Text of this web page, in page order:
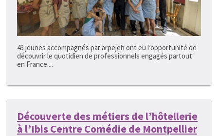
43 jeunes accompagnés par arpejeh ont eu l’opportunité de
découvrir le quotidien de professionnels engagés partout
en France....
Découverte des métiers de l’hôtellerie
à l’Ibis Centre Comédie de Montpellier